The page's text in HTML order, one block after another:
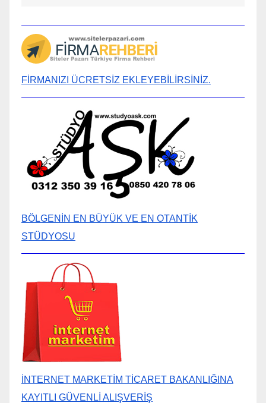
FİRMANIZI ÜCRETSİZ EKLEYEBİLİRSİNİZ.
BÖLGENİN EN BÜYÜK VE EN OTANTİK
STÜDYOSU
İNTERNET MARKETİM TİCARET BAKANLIĞINA
KAYITLI GÜVENLİ ALIŞVERİŞ